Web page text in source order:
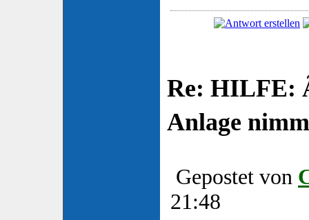
Re: HILFE:
Anlage
Gepostet von
21:48